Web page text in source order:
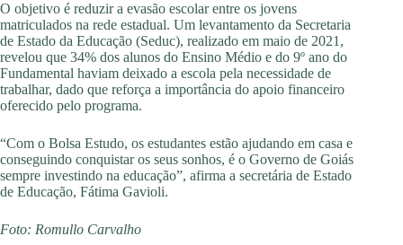
O objetivo é reduzir a evasão escolar entre os jovens
matriculados na rede estadual. Um levantamento da Secretaria
de Estado da Educação (Seduc), realizado em maio de 2021,
revelou que 34% dos alunos do Ensino Médio e do 9º ano do
Fundamental haviam deixado a escola pela necessidade de
trabalhar, dado que reforça a importância do apoio financeiro
oferecido pelo programa.
“Com o Bolsa Estudo, os estudantes estão ajudando em casa e
conseguindo conquistar os seus sonhos, é o Governo de Goiás
sempre investindo na educação”, afirma a secretária de Estado
de Educação, Fátima Gavioli.
Foto: Romullo Carvalho